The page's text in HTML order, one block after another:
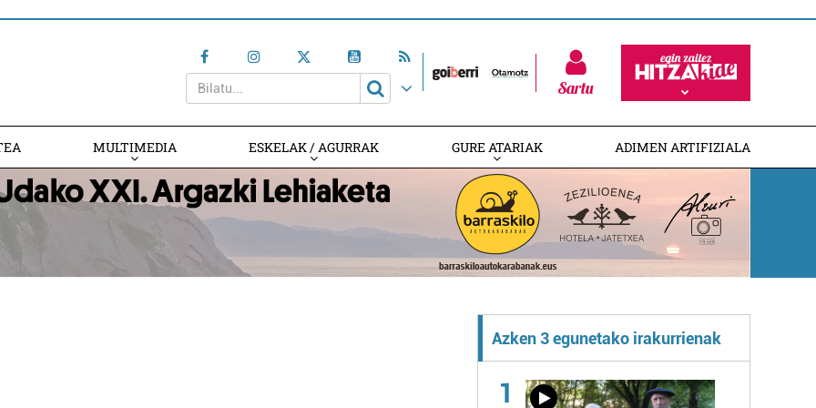
Sartu
MULTIMEDIA ESKELAK / AGURRAK GURE ATARIAK ADIMEN ARTIFIZIALA
Azken 3 egunetako irakurrienak
1